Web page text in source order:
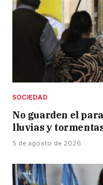
SOCIEDAD
No guarden el
lluvias y
5 de agosto de 2026